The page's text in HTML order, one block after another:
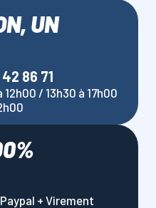
UN
86 71
/ 13h30 à 17h00
+ Virement